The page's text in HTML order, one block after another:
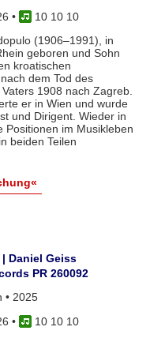
•
10 10 10
(1906–1991), in
geboren und Sohn
kroatischen
dem Tod des
1908 nach Zagreb.
er in Wien und wurde
und Dirigent. Wieder in
Positionen im Musikleben
beiden Teilen
Daniel Geiss
PR 260092
• 2025
•
10 10 10